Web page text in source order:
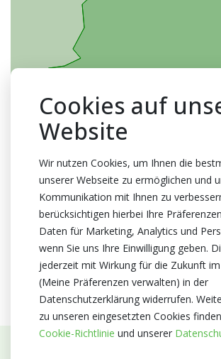
Cookies auf
Website
Wir nutzen Cookies, um Ihnen die
unserer Webseite zu ermöglichen und
Kommunikation mit Ihnen zu
berücksichtigen hierbei Ihre
Daten für Marketing, Analytics und
wenn Sie uns Ihre Einwilligung geben.
jederzeit mit Wirkung für die Zukunft
(Meine Präferenzen verwalten) in der
Datenschutzerklärung widerrufen.
zu unseren eingesetzten Cookies
Cookie-Richtlinie und unserer